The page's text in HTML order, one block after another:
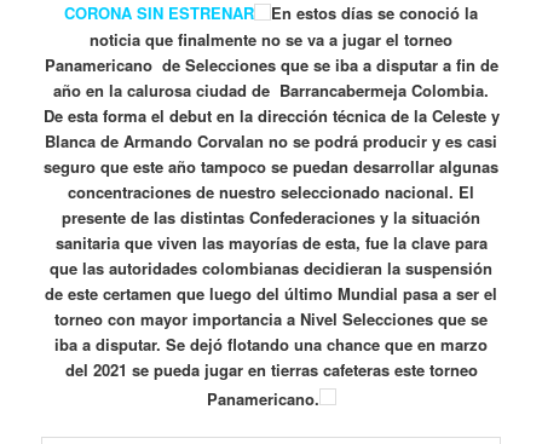
CORONA SIN ESTRENAR
En estos días se conoció la
noticia que finalmente no se va a jugar el torneo
Panamericano de Selecciones que se iba a disputar a fin de
año en la calurosa ciudad de Barrancabermeja Colombia.
De esta forma el debut en la dirección técnica de la Celeste y
Blanca de Armando Corvalan no se podrá producir y es casi
seguro que este año tampoco se puedan desarrollar algunas
concentraciones de nuestro seleccionado nacional. El
presente de las distintas Confederaciones y la situación
sanitaria que viven las mayorías de esta, fue la clave para
que las autoridades colombianas decidieran la suspensión
de este certamen que luego del último Mundial pasa a ser el
torneo con mayor importancia a Nivel Selecciones que se
iba a disputar. Se dejó flotando una chance que en marzo
del 2021 se pueda jugar en tierras cafeteras este torneo
Panamericano.